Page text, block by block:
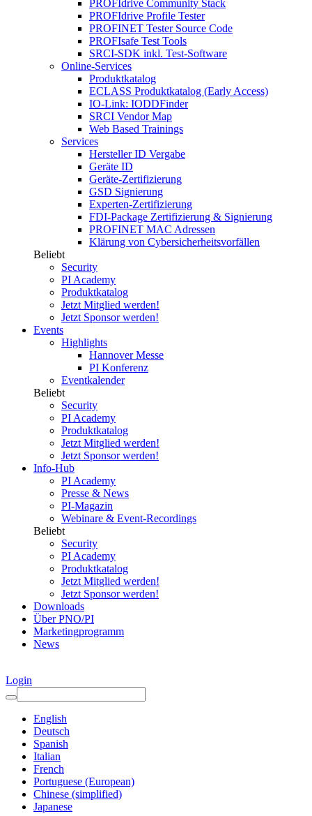
PROFIdrive Community Stack
PROFIdrive Profile Tester
PROFINET Tester Source Code
PROFIsafe Test Tools
SRCI-SDK inkl. Test-Software
Online-Services
Produktkatalog
ECLASS Produktkatalog (Early Access)
IO-Link: IODDFinder
SRCI Vendor Map
Web Based Trainings
Services
Hersteller ID Vergabe
Geräte ID
Geräte-Zertifizierung
GSD Signierung
Experten-Zertifizierung
FDI-Package Zertifizierung & Signierung
PROFINET MAC Adressen
Klärung von Cybersicherheitsvorfällen
Beliebt
Security
PI Academy
Produktkatalog
Jetzt Mitglied werden!
Jetzt Sponsor werden!
Events
Highlights
Hannover Messe
PI Konferenz
Eventkalender
Beliebt
Security
PI Academy
Produktkatalog
Jetzt Mitglied werden!
Jetzt Sponsor werden!
Info-Hub
PI Academy
Presse & News
PI-Magazin
Webinare & Event-Recordings
Beliebt
Security
PI Academy
Produktkatalog
Jetzt Mitglied werden!
Jetzt Sponsor werden!
Downloads
Über PNO/PI
Marketingprogramm
News
Login
English
Deutsch
Spanish
Italian
French
Portuguese (European)
Chinese (simplified)
Japanese